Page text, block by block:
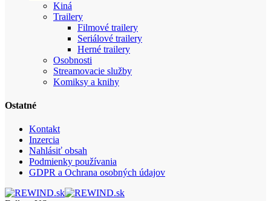
Kiná
Trailery
Filmové trailery
Seriálové trailery
Herné trailery
Osobnosti
Streamovacie služby
Komiksy a knihy
Ostatné
Kontakt
Inzercia
Nahlásiť obsah
Podmienky používania
GDPR a Ochrana osobných údajov